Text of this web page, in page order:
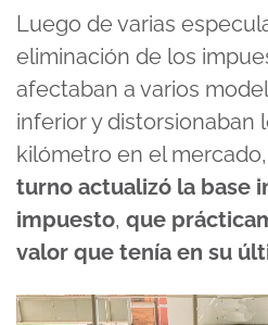
Luego de varias
eliminación de los
afectaban a varios
inferior y distorsionaban
kilómetro en el mercado,
turno actualizó la base
impuesto, que
valor que tenía en su